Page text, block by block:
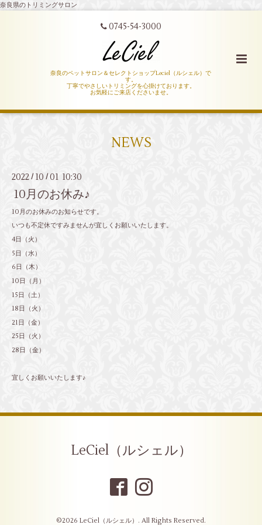
奈良県のトリミングサロン
0745-54-3000
奈良のペットサロン＆セレクトショップLeciel（ルシェル）で
す。
丁寧でやさしいトリミングを心掛けております。
お気軽にご来店くださいませ。
NEWS
2022 / 10 /01 10:30
10月のお休み♪
10月のお休みのお知らせです。
いつも不定休ですみませんが宜しくお願いいたします。
4日（火）
5日（水）
6日（木）
10日（月）
15日（土）
18日（火）
21日（金）
25日（火）
28日（金）
宜しくお願いいたします♪
LeCiel（ルシェル）
©2026 LeCiel（ルシェル） . All Rights Reserved.